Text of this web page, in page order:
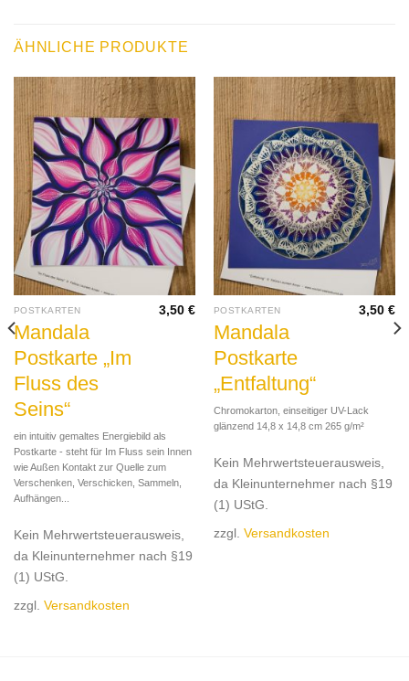
ÄHNLICHE PRODUKTE
POSTKARTEN
Mandala
Postkarte „Im
Fluss des
Seins“
3,50€
ein intuitiv gemaltes Energiebild als
Postkarte - steht für Im Fluss sein Innen
wie Außen Kontakt zur Quelle zum
Verschenken, Verschicken, Sammeln,
Aufhängen...
Kein Mehrwertsteuerausweis,
da Kleinunternehmer nach §19
(1) UStG.
zzgl. Versandkosten
POSTKARTEN
Mandala
Postkarte
„Entfaltung“
3,50€
Chromokarton, einseitiger UV-Lack
glänzend 14,8 x 14,8 cm 265 g/m²
Kein Mehrwertsteuerausweis,
da Kleinunternehmer nach §19
(1) UStG.
zzgl. Versandkosten